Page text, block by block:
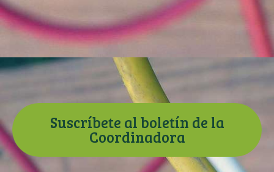
Suscríbete al boletín de la
Coordinadora